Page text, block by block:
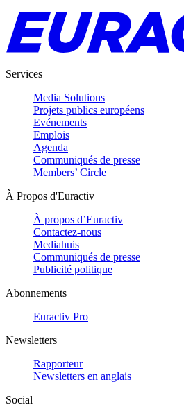
Services
Media Solutions
Projets publics européens
Evénements
Emplois
Agenda
Communiqués de presse
Members’ Circle
À Propos d'Euractiv
À propos d’Euractiv
Contactez-nous
Mediahuis
Communiqués de presse
Publicité politique
Abonnements
Euractiv Pro
Newsletters
Rapporteur
Newsletters en anglais
Social